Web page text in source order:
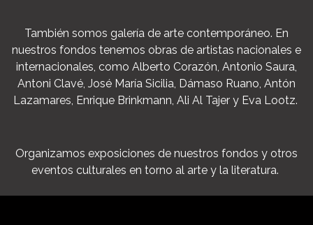
También somos galería de arte contemporáneo. En
nuestros fondos tenemos obras de artistas nacionales e
internacionales, como Alberto Corazón, Antonio Saura,
Antoni Clavé, José María Sicilia, Dámaso Ruano, Antón
Lazamares, Enrique Brinkmann, Ali Al Tajer y Eva Lootz.
Organizamos exposiciones de nuestros fondos y otros
eventos culturales en torno al arte y la literatura.